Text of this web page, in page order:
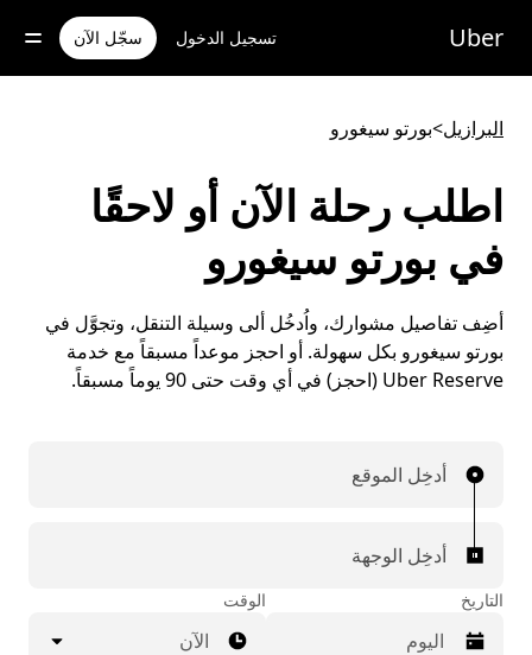
للوصول
المحتوى
Uber تسجيل الدخول سجّل الآن
البرازيل>بورتو سيغورو
اطلب رحلة الآن أو لاحقًا
في بورتو سيغورو
أضِف تفاصيل مشوارك، واُدخُل ألى وسيلة التنقل، وتجوَّل في
بورتو سيغورو بكل سهولة. أو احجز موعداً مسبقاً مع خدمة
Uber Reserve (احجز) في أي وقت حتى 90 يوماً مسبقاً.
أدخِل الموقع
أدخِل الوجهة
التاريخ الوقت
الآن